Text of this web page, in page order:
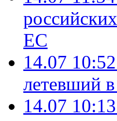
ЕС
14.07 10:52
летевший
14.07 10:13